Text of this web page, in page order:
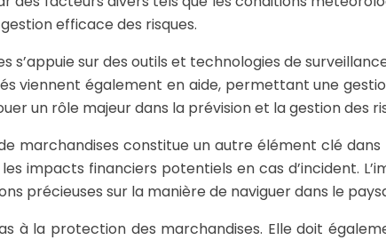
efficace des risques.
s’appuie sur des outils et technologies de
viennent également en aide, permettant une
un rôle majeur dans la prévision et la gestion des
constitue un autre élément clé dans
impacts financiers potentiels en cas d’incident.
précieuses sur la manière de naviguer dans le
à la protection des marchandises. Elle doit